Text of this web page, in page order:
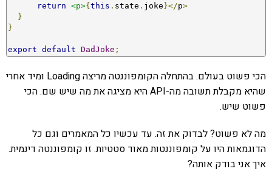
return <p>{this . state . joke}</p>
}
}
export default DadJoke ;
הכי פשוט בעולם. בהתחלה הקומפוננטה מריצה Loading ומיד אחרי
שהיא מקבלת תשובה מה-API היא מציגה את מה שיש שם. הכי
פשוט שיש.
מה לא פשוט? לבדוק את זה. עד עכשיו כל המאמרים וגם כל
הדוגמאות היו על קומפוננטות מאוד סטטיות. זו קומפוננטה דינמית.
איך אני בודק אותה?